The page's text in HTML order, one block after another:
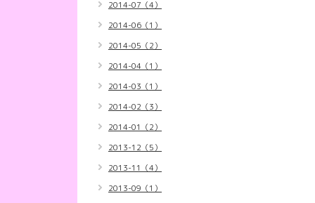
2014-07（4）
2014-06（1）
2014-05（2）
2014-04（1）
2014-03（1）
2014-02（3）
2014-01（2）
2013-12（5）
2013-11（4）
2013-09（1）